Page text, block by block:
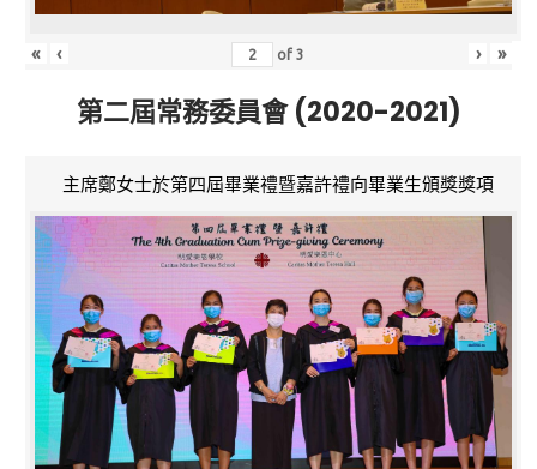
« ‹ of3 › »
第二屆常務委員會 (2020-2021)
主席鄭女士於第四屆畢業禮暨嘉許禮向畢業生頒獎獎項